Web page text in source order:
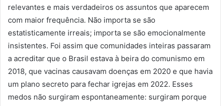
relevantes e mais verdadeiros os assuntos que aparecem
com maior frequência. Não importa se são
estatisticamente irreais; importa se são emocionalmente
insistentes. Foi assim que comunidades inteiras passaram
a acreditar que o Brasil estava à beira do comunismo em
2018, que vacinas causavam doenças em 2020 e que havia
um plano secreto para fechar igrejas em 2022. Esses
medos não surgiram espontaneamente: surgiram porque